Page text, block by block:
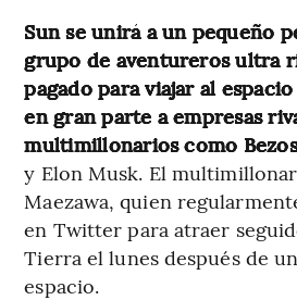
Sun se unirá a un pequeño
grupo de aventureros ultra
pagado para viajar al
en gran parte a empresas
multimillonarios como
y Elon Musk. El
Maezawa, quien
en Twitter para atraer
Tierra el lunes después de
espacio.